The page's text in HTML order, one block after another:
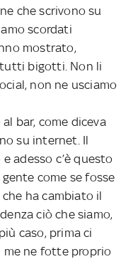
che scrivono su
scordati
mostrato,
tutti bigotti. Non li
non ne usciamo
bar, come diceva
su internet. Il
adesso c’è questo
come se fosse
ha cambiato il
ciò che siamo,
caso, prima ci
me ne fotte proprio